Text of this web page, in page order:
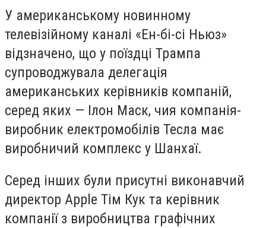
У американському новинному
телевізійному каналі «Ен-бі-сі Ньюз»
відзначено, що у поїздці Трампа
супроводжувала делегація
американських керівників компаній,
серед яких — Ілон Маск, чия компанія-
виробник електромобілів Тесла має
виробничий комплекс у Шанхаї.
Серед інших були присутні виконавчий
директор Apple Тім Кук та керівник
компанії з виробництва графічних